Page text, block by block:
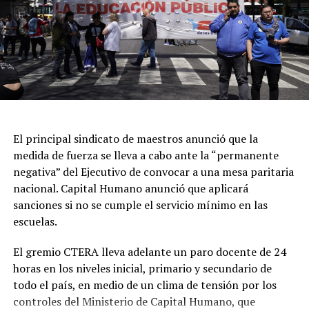
A las 03.51 ingresó un llamado al 911 informando que
habría personas en un balneario donde habría sido la
supuesta entrevista laboral. Tras el arribo del móvil
policial, dos hombres se estaban dando a la fuga, hasta
que fueron detenidos en las inmediaciones del Balneario
Waikiki.
Luego, se realizó un relevamiento en el predio, donde se
encontró el cuerpo de la joven, atado con cables y se
determinó que ambos sospechosos presentaban lesiones
compatibles con una defensa por parte de Mailén.
Los primeros resultados de la autopsia
El informe preliminar, que fue recibido por la Unidad
Funcional de Instrucción N°7, también reveló que la
víctima presentaba golpes en la cara y en ambos brazos,
además de otros cortes de menor gravedad,
El principal sindicato de maestros anunció que la
medida de fuerza se lleva a cabo ante la “permanente
negativa” del Ejecutivo de convocar a una mesa paritaria
nacional. Capital Humano anunció que aplicará
sanciones si no se cumple el servicio mínimo en las
escuelas.
El gremio CTERA lleva adelante un paro docente de 24
horas en los niveles inicial, primario y secundario de
todo el país, en medio de un clima de tensión por los
controles del Ministerio de Capital Humano, que